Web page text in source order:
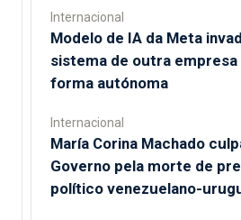
Internacional
Modelo de IA da Meta
sistema de outra empresa
forma autónoma
Internacional
María Corina Machado
Governo pela morte de
político venezuelano-